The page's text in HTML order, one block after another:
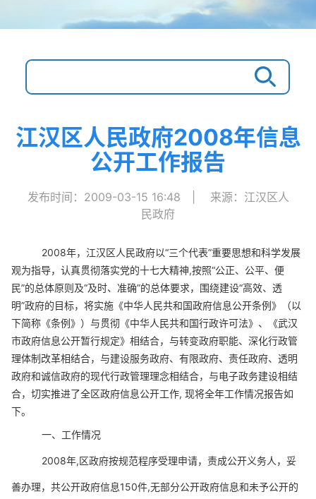
江汉区人民政府2008年信息
公开工作报告
发布时间：2009-03-15 16:48
来源：江汉区人
民政府
2008年，江汉区人民政府以“三个代表”重要思想和科学发展
观为指导，认真贯彻落实党的十七大精神,按照“公正、公平、便
民”的总体原则及“及时、准确”的总体要求，围绕建设“高效、透
明”政府的目标，将实施《中华人民共和国政府信息公开条例》（以
下简称《条例》）与贯彻《中华人民共和国行政许可法》、《武汉
市政府信息公开暂行规定》相结合，与转变政府职能、深化行政管
理体制改革相结合，与建设服务政府、有限政府、责任政府、透明
政府和诚信政府的现代行政管理理念相结合，与电子政务建设相结
合，切实推进了全区政府信息公开工作, 现将全年工作情况报告如
下。
一、工作情况
2008年,区政府按规范程序受理申请，责成公开义务人，妥
善办理，共公开政府信息150件,无部分公开政府信息和未予公开的